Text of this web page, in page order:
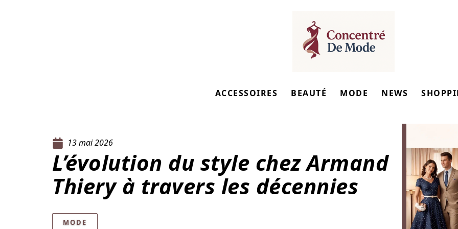
ACCESSOIRES BEAUTÉ MODE NEWS
13 mai 2026
L’évolution du style chez Armand
Thiery à travers les décennies
MODE